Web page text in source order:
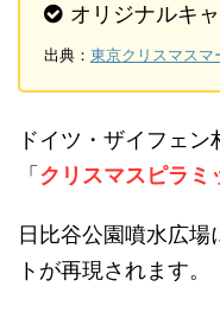
オリジナルキ
出典： 東京クリスマスマ
ドイツ・ザイフェ
「 クリスマスピラミ
日比谷公園噴水広場
トが再現されます。